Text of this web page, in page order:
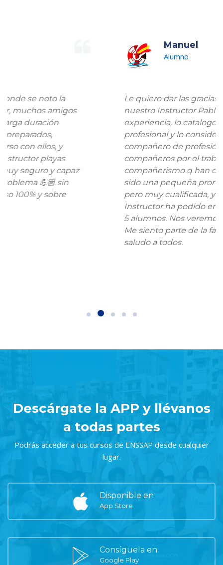
Le quiero dar las gracias en primer lugar a
nuestro Instructor Pablo, bajo mi
experiencia, lo catalogo como un gran
profesional y lo considero desde hoy un
compañero de profesión. También a mis
compañeros por el trabajo duro y el
compañerismo q han demostrado. Esta ha
sido una pequeña promoción en número
pero muy cualificada, ya que nuestro
Instructor ha podido emplear el tiempo en
5 alumnos. Nos veremos en más ocasiones.
Me siento parte de la familia ENSSAP. Un
Descárgate la APP y llévanos
a todas partes
Podrás acceder a tus cursos de ENSSAP desde cualquier
lugar.
Disponible en
App Store
Consíguela en
Google Play